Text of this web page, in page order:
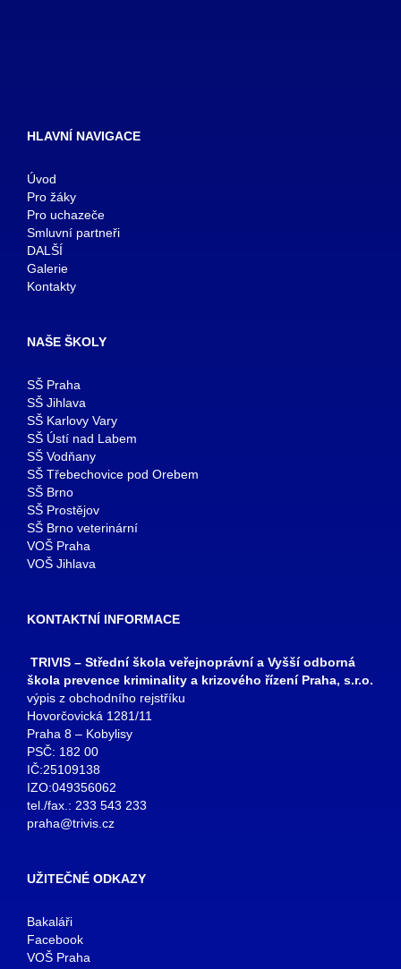
HLAVNÍ NAVIGACE
Úvod
Pro žáky
Pro uchazeče
Smluvní partneři
DALŠÍ
Galerie
Kontakty
NAŠE ŠKOLY
SŠ Praha
SŠ Jihlava
SŠ Karlovy Vary
SŠ Ústí nad Labem
SŠ Vodňany
SŠ Třebechovice pod Orebem
SŠ Brno
SŠ Prostějov
SŠ Brno veterinární
VOŠ Praha
VOŠ Jihlava
KONTAKTNÍ INFORMACE
TRIVIS – Střední škola veřejnoprávní a Vyšší odborná
škola prevence kriminality a krizového řízení Praha, s.r.o.
výpis z obchodního rejstříku
Hovorčovická 1281/11
Praha 8 – Kobylisy
PSČ: 182 00
IČ:25109138
IZO:049356062
tel./fax.: 233 543 233
praha@trivis.cz
UŽITEČNÉ ODKAZY
Bakaláři
Facebook
VOŠ Praha